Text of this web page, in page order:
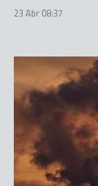
23 Abr 08:37